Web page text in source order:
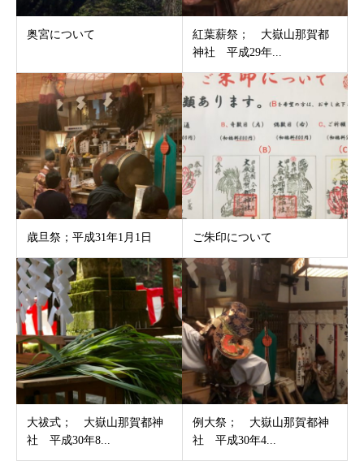
奥宮について
紅葉薪祭； 大嶽山那賀都
神社 平成29年...
歳旦祭；平成31年1月1日 ご朱印について
大祓式； 大嶽山那賀都神
社 平成30年8...
例大祭； 大嶽山那賀都神
社 平成30年4...